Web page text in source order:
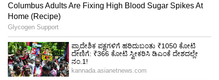
ಅಂತಿಮವಾಗಿ ಜೀವಕ್ಕೆ ಕಂಟಕಾವಾಗಿದ್ದಾದರೂ ಹೇಗೆ?
ಆಮ್ಲಜನಕದ ಕೊರತೆಯಿದ್ದರೆ, ಉಸಿರಾಟವು ವೇಗವಾಗುತ್ತದೆ.
ಭಯಭೀತರಾಗುವುದಂತು ಸಾಮಾನ್ಯ. ಈ ಪರಿಸ್ಥಿತಿ ಏಕೆ
ಸಂಭವಿಸುವುದಿಲ್ಲ? ಅವನು ಹೊರಬರಲು ಏಕೆ